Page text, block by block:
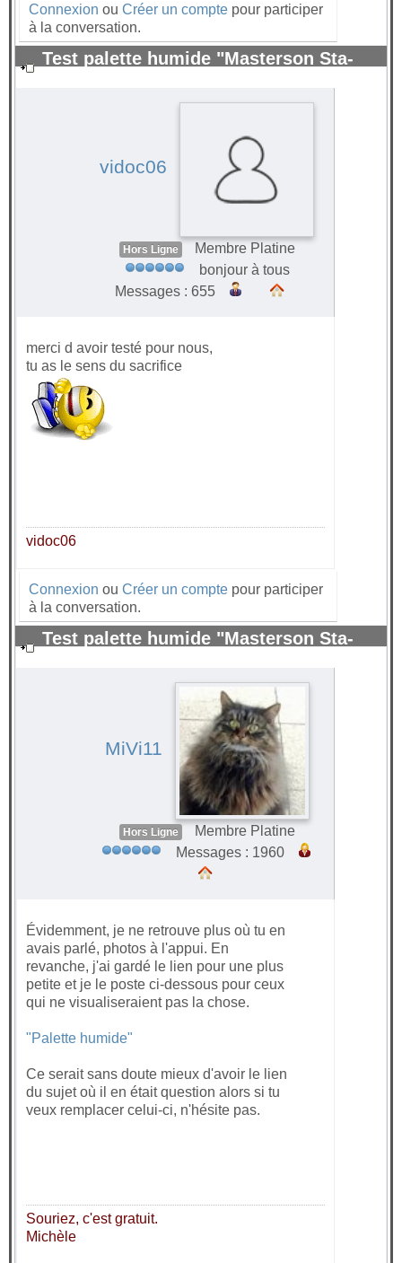
Connexion ou Créer un compte pour participer
à la conversation.
Test palette humide "Masterson Sta-
vidoc06
Hors Ligne
Membre Platine
bonjour à tous
Messages : 655
merci d avoir testé pour nous,
tu as le sens du sacrifice
vidoc06
Connexion ou Créer un compte pour participer
à la conversation.
Test palette humide "Masterson Sta-
MiVi11
Hors Ligne
Membre Platine
Messages : 1960
Évidemment, je ne retrouve plus où tu en
avais parlé, photos à l'appui. En
revanche, j'ai gardé le lien pour une plus
petite et je le poste ci-dessous pour ceux
qui ne visualiseraient pas la chose.
"Palette humide"
Ce serait sans doute mieux d'avoir le lien
du sujet où il en était question alors si tu
veux remplacer celui-ci, n'hésite pas.
Souriez, c'est gratuit.
Michèle